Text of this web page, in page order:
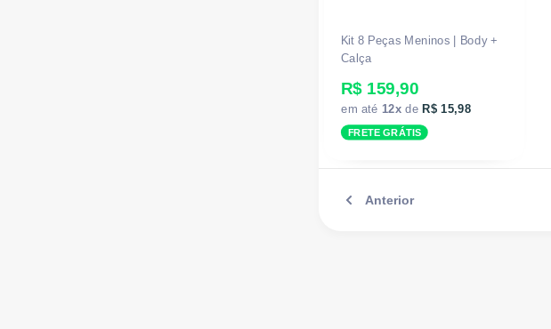
Kit 8 Peças Meninos | Body +
Calça
R$ 159,90
em até 12x deR$ 15,98
FRETE GRÁTIS
Anterior